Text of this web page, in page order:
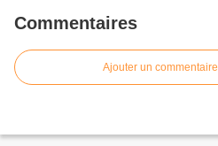
Commentaires
Ajouter un commentaire